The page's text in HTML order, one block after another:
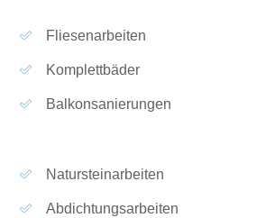
Fliesenarbeiten
Komplettbäder
Balkonsanierungen
Natursteinarbeiten
Abdichtungsarbeiten